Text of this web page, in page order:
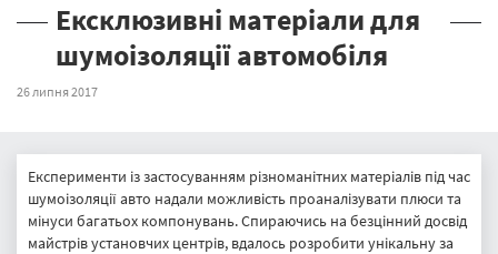
Ексклюзивні матеріали для
шумоізоляції автомобіля
26 липня 2017
Експерименти із застосуванням різноманітних матеріалів під час
шумоізоляції авто надали можливість проаналізувати плюси та
мінуси багатьох компонувань. Спираючись на безцінний досвід
майстрів установчих центрів, вдалось розробити унікальну за